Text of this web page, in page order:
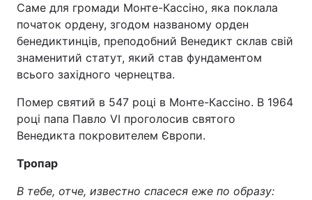
Саме для громади Монте-Кассіно, яка поклала
початок ордену, згодом названому орден
бенедиктинців, преподобний Венедикт склав свій
знаменитий статут, який став фундаментом
всього західного чернецтва.
Помер святий в 547 році в Монте-Кассіно. В 1964
році папа Павло VI проголосив святого
Венедикта покровителем Європи.
Тропар
В тебе, отче, известно спасеся еже по образу: